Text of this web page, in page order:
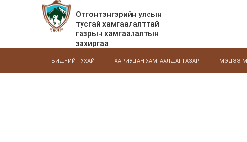
Отгонтэнгэрийн улсын
тусгай хамгаалалттай
газрын хамгаалалтын
захиргаа
БИДНИЙ ТУХАЙ ХАРИУЦАН ХАМГААЛДАГ ГАЗАР МЭДЭЭ